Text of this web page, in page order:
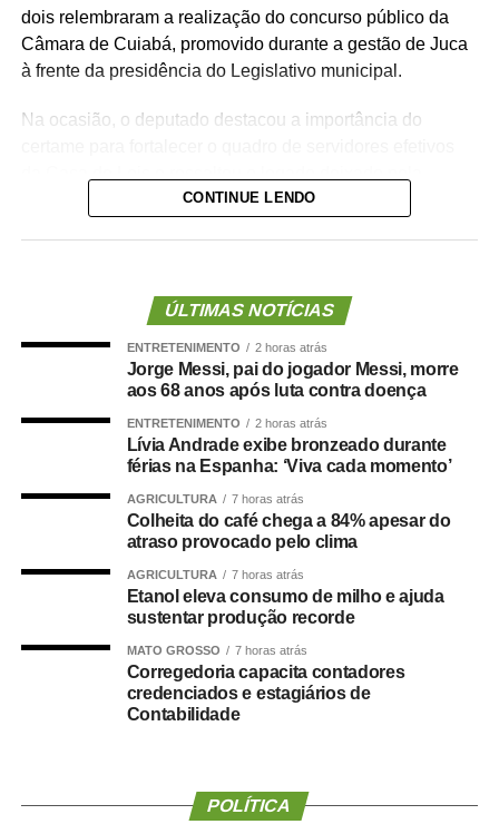
dois relembraram a realização do concurso público da
Câmara de Cuiabá, promovido durante a gestão de Juca
à frente da presidência do Legislativo municipal.
Na ocasião, o deputado destacou a importância do
Cuiabá, que é de todos nós mato-grossenses, o
parlamento mais antigo do Centro-Oeste brasileiro”,
O concurso público foi realizado para provimento de
vagas e formação de cadastro de reserva para cargos de
níveis médio e superior, contemplando funções como
confiança depositada no Instituto Selecon e destacou a
forma como o processo foi conduzido.
“Eu, em nome do Selecon, também agradeço ao
deputado porque, de fato, fizemos um concurso histórico,
graças à oportunidade que o Juca nos deu para
presidente da instituição.
CONTINUE LENDO
ÚLTIMAS NOTÍCIAS
ENTRETENIMENTO 2 horas atrás
Jorge Messi, pai do jogador Messi, morre
aos 68 anos após luta contra doença
ENTRETENIMENTO 2 horas atrás
Lívia Andrade exibe bronzeado durante
férias na Espanha: ‘Viva cada momento’
AGRICULTURA 7 horas atrás
Colheita do café chega a 84% apesar do
atraso provocado pelo clima
AGRICULTURA 7 horas atrás
Etanol eleva consumo de milho e ajuda
sustentar produção recorde
MATO GROSSO 7 horas atrás
Corregedoria capacita contadores
credenciados e estagiários de
Contabilidade
POLÍTICA